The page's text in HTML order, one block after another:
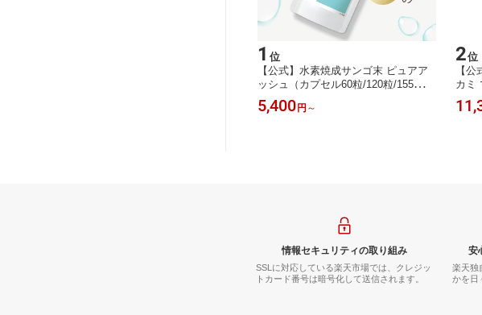
1 位
【公式】水素焼成サンゴ末 ピュアア
ッシュ（カプセル60粒/120粒/155粒）
水素サプリ サンゴサプリ 水素サプリ
メント 健康 白髪 薄毛 ヘアケア 髪の
5,400 円 ～
2位
【
カミ
水素
ア
情報セキュリティの取り組み
SSLに対応している楽天市場では、クレジッ
トカード番号は暗号化して送信されます。
安
楽天独
かを日